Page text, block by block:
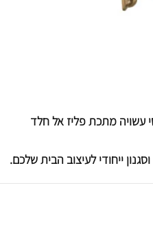
עשויה מתכת פליז אל חלד
ייחודי לעיצוב הבית שלכם.